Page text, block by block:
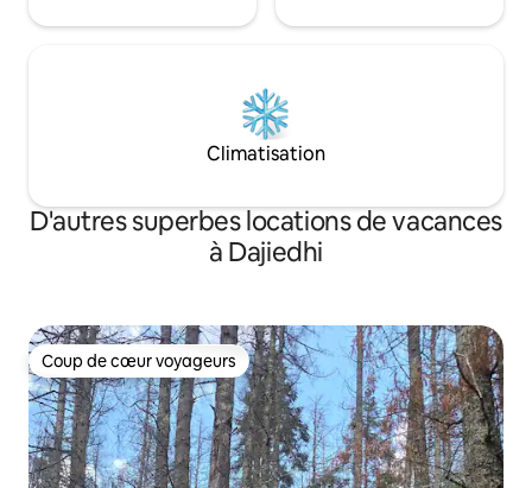
Climatisation
D'autres superbes locations de vacances
à Dajiedhi
Coup de cœur voyageurs
Coup de cœur voyageurs